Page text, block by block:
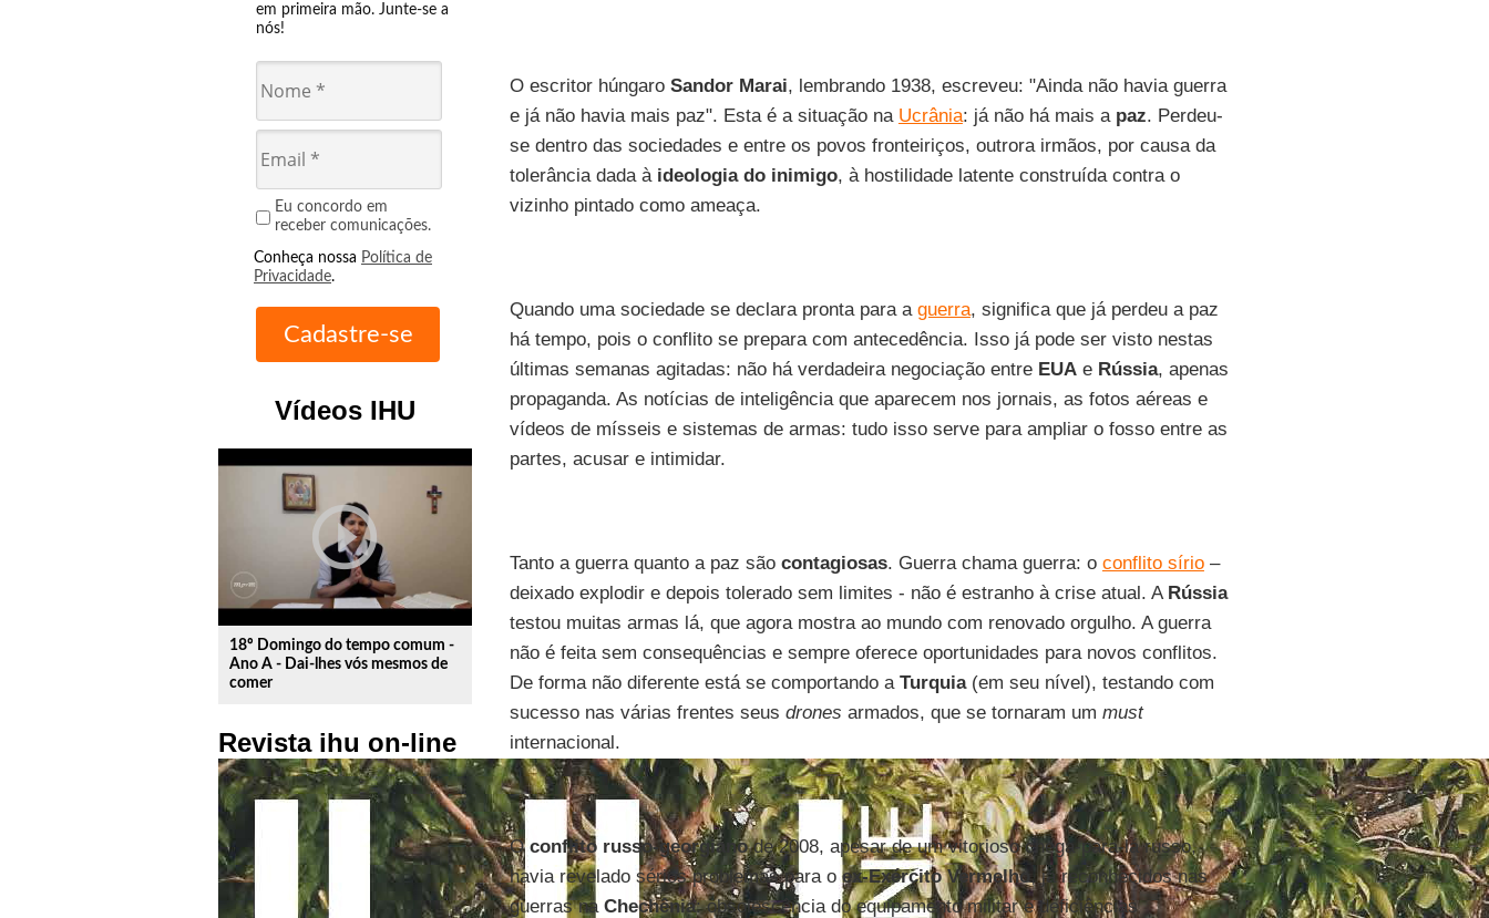
em primeira mão. Junte-se a
nós!
Eu concordo em
receber comunicações.
Conheça nossa Política de
Privacidade.
Vídeos IHU
play_circle_outline
18º Domingo do tempo comum -
Ano A - Dai-lhes vós mesmos de
comer
Revista ihu on-line
O escritor húngaro Sandor Marai, lembrando 1938, escreveu: "Ainda não havia guerra
e já não havia mais paz". Esta é a situação na Ucrânia: já não há mais a paz. Perdeu-
se dentro das sociedades e entre os povos fronteiriços, outrora irmãos, por causa da
tolerância dada à ideologia do inimigo, à hostilidade latente construída contra o
vizinho pintado como ameaça.
Quando uma sociedade se declara pronta para a guerra, significa que já perdeu a paz
há tempo, pois o conflito se prepara com antecedência. Isso já pode ser visto nestas
últimas semanas agitadas: não há verdadeira negociação entre EUAe Rússia, apenas
propaganda. As notícias de inteligência que aparecem nos jornais, as fotos aéreas e
vídeos de mísseis e sistemas de armas: tudo isso serve para ampliar o fosso entre as
partes, acusar e intimidar.
Tanto a guerra quanto a paz são contagiosas. Guerra chama guerra: o conflito sírio–
deixado explodir e depois tolerado sem limites - não é estranho à crise atual. A Rússia
testou muitas armas lá, que agora mostra ao mundo com renovado orgulho. A guerra
não é feita sem consequências e sempre oferece oportunidades para novos conflitos.
De forma não diferente está se comportando a Turquia(em seu nível), testando com
sucesso nas várias frentes seus drones armados, que se tornaram um must
internacional.
Oconflito russo-georgianode 2008, apesar de um vitorioso chega-para-lá russo,
havia revelado sérios problemas para o ex-Exército Vermelho, já reconhecidos nas
guerras na Chechênia: obsolescência do equipamento militar e deficiências